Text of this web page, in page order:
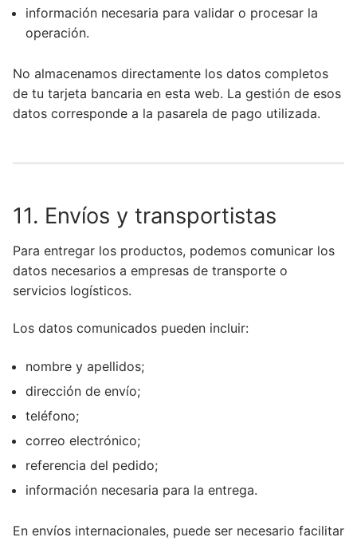
información necesaria para validar o procesar la
operación.
No almacenamos directamente los datos completos
de tu tarjeta bancaria en esta web. La gestión de esos
datos corresponde a la pasarela de pago utilizada.
11. Envíos y transportistas
Para entregar los productos, podemos comunicar los
datos necesarios a empresas de transporte o
servicios logísticos.
Los datos comunicados pueden incluir:
nombre y apellidos;
dirección de envío;
teléfono;
correo electrónico;
referencia del pedido;
información necesaria para la entrega.
En envíos internacionales, puede ser necesario facilitar